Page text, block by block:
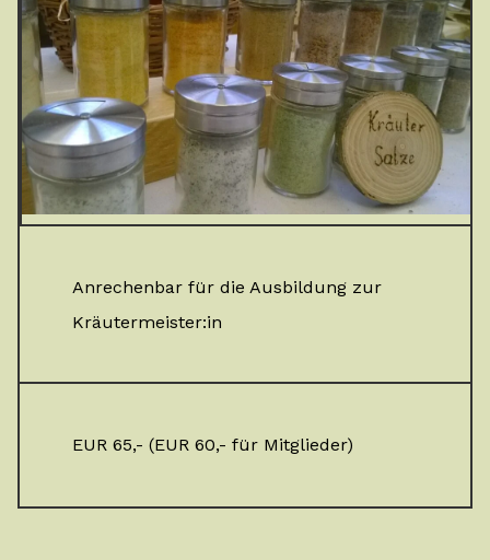
Anrechenbar für die Ausbildung zur
Kräutermeister:in
EUR 65,- (EUR 60,- für Mitglieder)